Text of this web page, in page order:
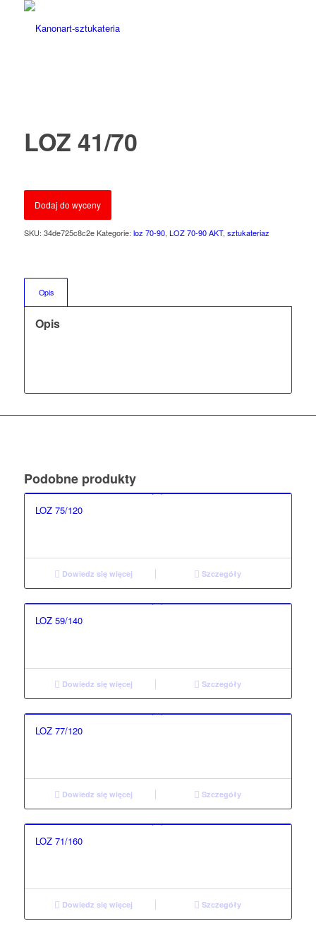
LOZ 41/70
Dodaj do wyceny
SKU: 34de725c8c2e Kategorie: loz 70-90, LOZ 70-90 AKT, sztukateriaz
Opis
Opis
Podobne produkty
LOZ 75/120
Dowiedz się więcej Szczegóły
LOZ 59/140
Dowiedz się więcej Szczegóły
LOZ 77/120
Dowiedz się więcej Szczegóły
LOZ 71/160
Dowiedz się więcej Szczegóły